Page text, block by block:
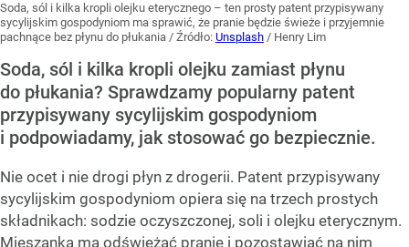
Soda, sól i kilka kropli olejku eterycznego – ten prosty patent przypisywany
sycylijskim gospodyniom ma sprawić, że pranie będzie świeże i przyjemnie
pachnące bez płynu do płukania / Źródło: Unsplash / Henry Lim
Soda, sól i kilka kropli olejku zamiast płynu
do płukania? Sprawdzamy popularny patent
przypisywany sycylijskim gospodyniom
i podpowiadamy, jak stosować go bezpiecznie.
Nie ocet i nie drogi płyn z drogerii. Patent przypisywany
sycylijskim gospodyniom opiera się na trzech prostych
składnikach: sodzie oczyszczonej, soli i olejku eterycznym.
Mieszanka ma odświeżać pranie i pozostawiać na nim